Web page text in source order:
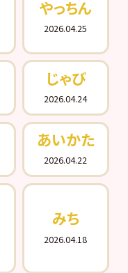
やっちん
2026.04.25
じゃび
2026.04.24
あいかた
2026.04.22
みち
2026.04.18